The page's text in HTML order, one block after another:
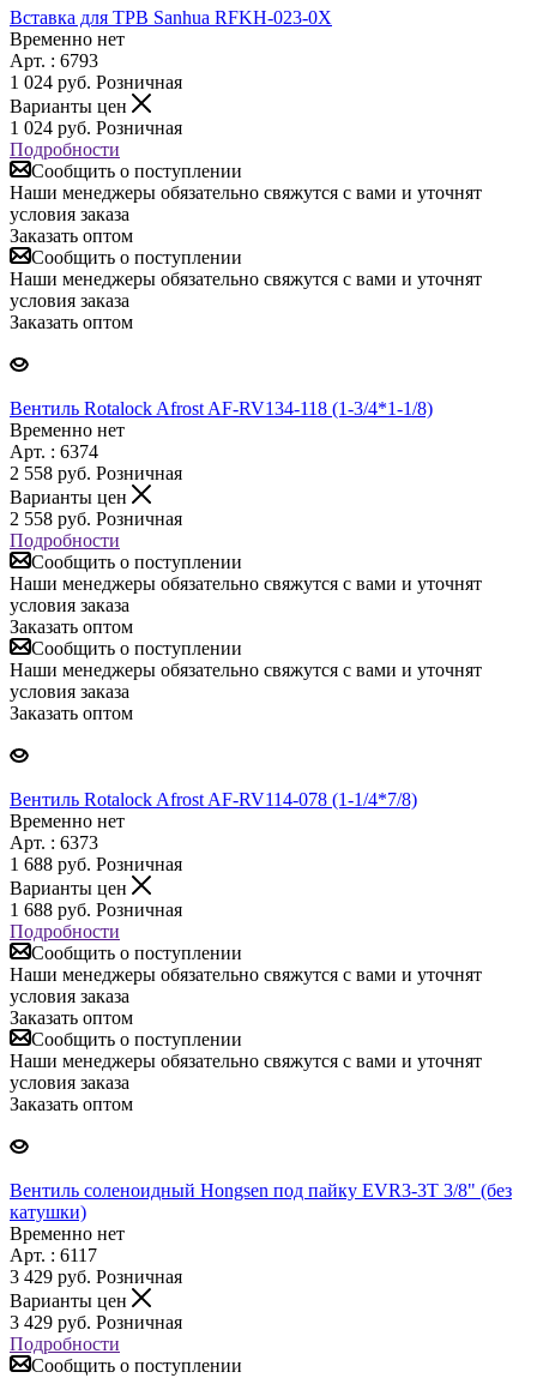
Вставка для ТРВ Sanhua RFKH-023-0X
Временно нет
Арт. : 6793
1 024 руб. Розничная
Варианты цен
1 024 руб. Розничная
Подробности
Сообщить о поступлении
Наши менеджеры обязательно свяжутся с вами и уточнят
условия заказа
Заказать оптом
Сообщить о поступлении
Наши менеджеры обязательно свяжутся с вами и уточнят
условия заказа
Заказать оптом
Вентиль Rotalock Afrost AF-RV134-118 (1-3/4*1-1/8)
Временно нет
Арт. : 6374
2 558 руб. Розничная
Варианты цен
2 558 руб. Розничная
Подробности
Сообщить о поступлении
Наши менеджеры обязательно свяжутся с вами и уточнят
условия заказа
Заказать оптом
Сообщить о поступлении
Наши менеджеры обязательно свяжутся с вами и уточнят
условия заказа
Заказать оптом
Вентиль Rotalock Afrost AF-RV114-078 (1-1/4*7/8)
Временно нет
Арт. : 6373
1 688 руб. Розничная
Варианты цен
1 688 руб. Розничная
Подробности
Сообщить о поступлении
Наши менеджеры обязательно свяжутся с вами и уточнят
условия заказа
Заказать оптом
Сообщить о поступлении
Наши менеджеры обязательно свяжутся с вами и уточнят
условия заказа
Заказать оптом
Вентиль соленоидный Hongsen под пайку EVR3-3T 3/8" (без
катушки)
Временно нет
Арт. : 6117
3 429 руб. Розничная
Варианты цен
3 429 руб. Розничная
Подробности
Сообщить о поступлении